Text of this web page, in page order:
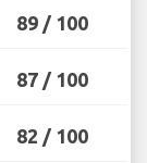
89 / 100
87 / 100
82 / 100